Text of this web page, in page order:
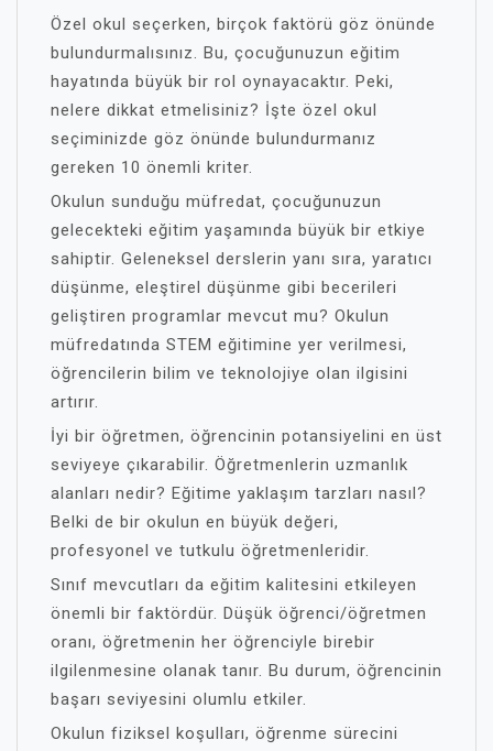
Özel okul seçerken, birçok faktörü göz önünde
bulundurmalısınız. Bu, çocuğunuzun eğitim
hayatında büyük bir rol oynayacaktır. Peki,
nelere dikkat etmelisiniz? İşte özel okul
seçiminizde göz önünde bulundurmanız
gereken 10 önemli kriter.
Okulun sunduğu müfredat, çocuğunuzun
gelecekteki eğitim yaşamında büyük bir etkiye
sahiptir. Geleneksel derslerin yanı sıra, yaratıcı
düşünme, eleştirel düşünme gibi becerileri
geliştiren programlar mevcut mu? Okulun
müfredatında STEM eğitimine yer verilmesi,
öğrencilerin bilim ve teknolojiye olan ilgisini
artırır.
İyi bir öğretmen, öğrencinin potansiyelini en üst
seviyeye çıkarabilir. Öğretmenlerin uzmanlık
alanları nedir? Eğitime yaklaşım tarzları nasıl?
Belki de bir okulun en büyük değeri,
profesyonel ve tutkulu öğretmenleridir.
Sınıf mevcutları da eğitim kalitesini etkileyen
önemli bir faktördür. Düşük öğrenci/öğretmen
oranı, öğretmenin her öğrenciyle birebir
ilgilenmesine olanak tanır. Bu durum, öğrencinin
başarı seviyesini olumlu etkiler.
Okulun fiziksel koşulları, öğrenme sürecini